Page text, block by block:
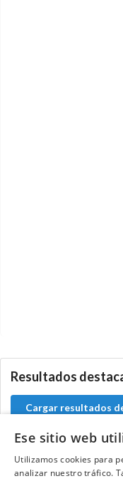
Resultados
Cargar resultados
Contacta
Ese sitio web
Utilizamos cookies para
analizar nuestro tráfico.